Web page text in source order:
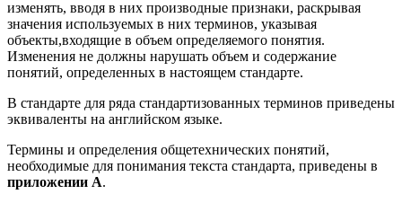
изменять, вводя в них производные признаки, раскрывая
значения используемых в них терминов, указывая
объекты,входящие в объем определяемого понятия.
Изменения не должны нарушать объем и содержание
понятий, определенных в настоящем стандарте.
В стандарте для ряда стандартизованных терминов приведены
эквиваленты на английском языке.
Термины и определения общетехнических понятий,
необходимые для понимания текста стандарта, приведены в
приложении А.